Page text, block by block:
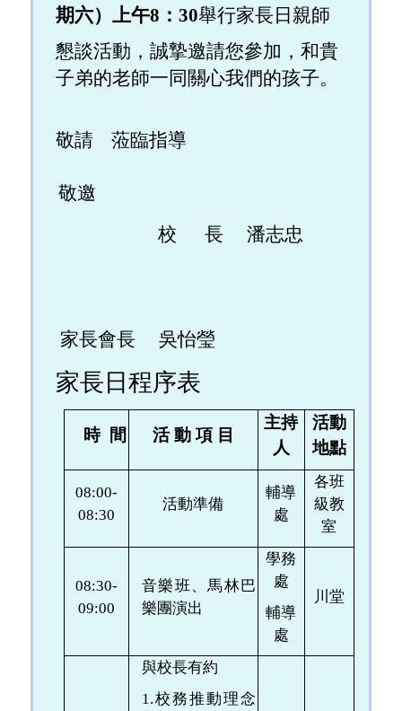
期六）上午8：30舉行家長日親師
懇談活動，誠摯邀請您參加，和貴
子弟的老師一同關心我們的孩子。
敬請 蒞臨指導
敬邀
校 長 潘志忠
家長會長 吳怡瑩
家長日程序表
時 間 活 動 項 目
主持
人
活動
地點
08:00-
08:30
活動準備
輔導
處
各班
級教
室
08:30-
09:00
音樂班、馬林巴
樂團演出
學務
處
輔導
處
川堂
與校長有約
1.校務推動理念